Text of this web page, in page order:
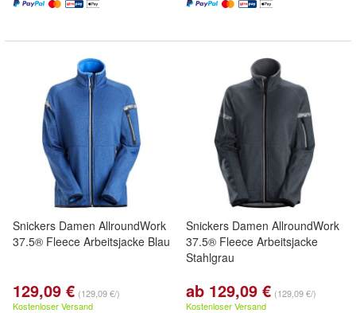
Snickers Damen AllroundWork
37.5® Fleece Arbeitsjacke Blau
129,09 € (129,09 €/)
Kostenloser Versand
Snickers Damen AllroundWork
37.5® Fleece Arbeitsjacke
Stahlgrau
ab 129,09 € (129,09 €/)
Kostenloser Versand